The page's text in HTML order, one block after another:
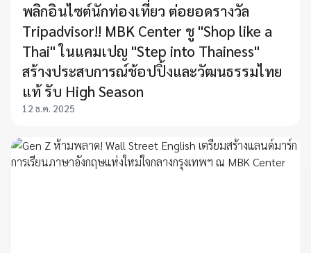
พลิกอินไซต์นักท่องเที่ยว ต่อยอดรางวัล
Tripadvisor!! MBK Center ชู "Shop like a
Thai" ในแคมเปญ "Step into Thainess"
สร้างประสบการณ์ช้อปปิ้งและวัฒนธรรมไทย
แท้ รับ High Season
12 ธ.ค. 2025